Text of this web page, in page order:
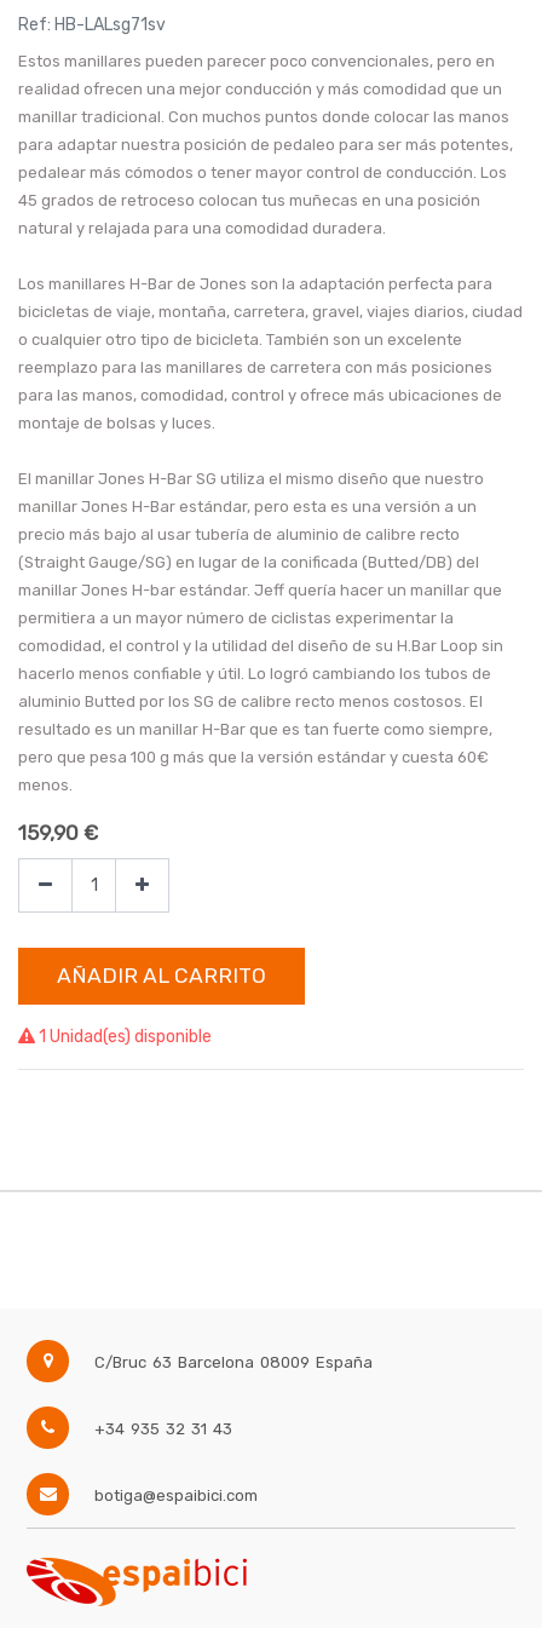
Ref: HB-LALsg71sv
Estos manillares pueden parecer poco convencionales, pero en
realidad ofrecen una mejor conducción y más comodidad que un
manillar tradicional. Con muchos puntos donde colocar las manos
para adaptar nuestra posición de pedaleo para ser más potentes,
pedalear más cómodos o tener mayor control de conducción. Los
45 grados de retroceso colocan tus muñecas en una posición
natural y relajada para una comodidad duradera.
Los manillares H-Bar de Jones son la adaptación perfecta para
bicicletas de viaje, montaña, carretera, gravel, viajes diarios, ciudad
o cualquier otro tipo de bicicleta. También son un excelente
reemplazo para las manillares de carretera con más posiciones
para las manos, comodidad, control y ofrece más ubicaciones de
montaje de bolsas y luces.
El manillar Jones H-Bar SG utiliza el mismo diseño que nuestro
manillar Jones H-Bar estándar, pero esta es una versión a un
precio más bajo al usar tubería de aluminio de calibre recto
(Straight Gauge/SG) en lugar de la conificada (Butted/DB) del
manillar Jones H-bar estándar. Jeff quería hacer un manillar que
permitiera a un mayor número de ciclistas experimentar la
comodidad, el control y la utilidad del diseño de su H.Bar Loop sin
hacerlo menos confiable y útil. Lo logró cambiando los tubos de
aluminio Butted por los SG de calibre recto menos costosos. El
resultado es un manillar H-Bar que es tan fuerte como siempre,
pero que pesa 100 g más que la versión estándar y cuesta 60€
menos.
159,90 €
AÑADIR AL CARRITO
1 Unidad(es) disponible
C/Bruc 63 Barcelona 08009 España
+34 935 32 31 43
botiga@espaibici.com